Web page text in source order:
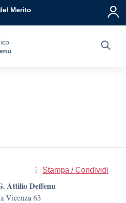
Merito
Stampa / Condividi
Attilio Deffenu
Vicenza 63